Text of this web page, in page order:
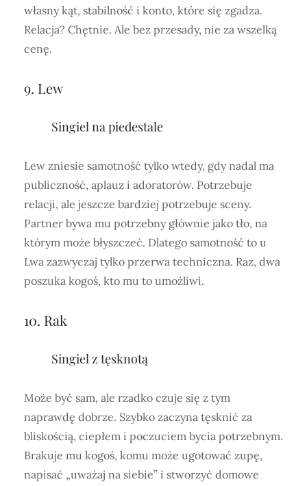
własny kąt, stabilność i konto, które się zgadza.
Relacja? Chętnie. Ale bez przesady, nie za wszelką
cenę.
9. Lew
Singiel na piedestale
Lew zniesie samotność tylko wtedy, gdy nadal ma
publiczność, aplauz i adoratorów. Potrzebuje
relacji, ale jeszcze bardziej potrzebuje sceny.
Partner bywa mu potrzebny głównie jako tło, na
którym może błyszczeć. Dlatego samotność to u
Lwa zazwyczaj tylko przerwa techniczna. Raz, dwa
poszuka kogoś, kto mu to umożliwi.
10. Rak
Singiel z tęsknotą
Może być sam, ale rzadko czuje się z tym
naprawdę dobrze. Szybko zaczyna tęsknić za
bliskością, ciepłem i poczuciem bycia potrzebnym.
Brakuje mu kogoś, komu może ugotować zupę,
napisać „uważaj na siebie” i stworzyć domowe